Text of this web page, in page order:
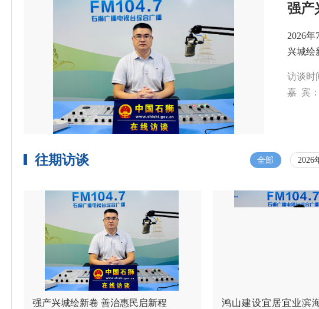
强产
2026
兴城绘
访谈时
嘉 宾
往期访谈 全部 2026
强产兴城绘新卷 善治惠民启新程
鸿山建设宜居宜业滨